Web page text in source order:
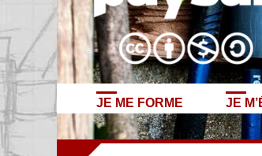
JE ME FORME JE